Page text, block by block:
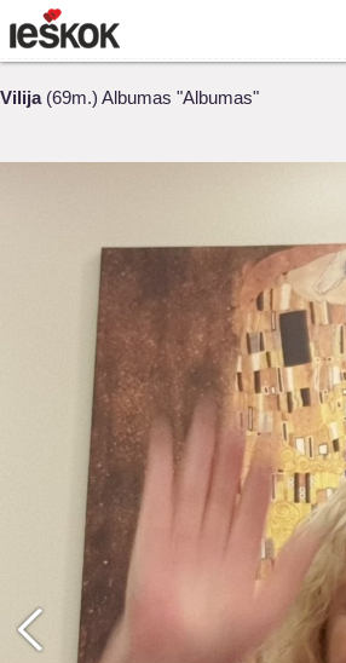
Vilija(69m.) Albumas "Albumas"